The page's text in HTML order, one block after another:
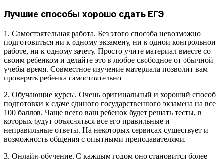
Лучшие способы хорошо сдать ЕГЭ
1. Самостоятельная работа. Без этого способа невозможно
подготовиться ни к одному экзамену, ни к одной контрольной
работе, ни к одному зачету. Просто учите материал вместе со
своим ребенком и делайте это в любое свободное от обычной
учебы время. Совместное изучение материала позволит вам
проверять ребенка самостоятельно.
2. Обучающие курсы. Очень оригинальный и хороший способ
подготовки к сдаче единого государственного экзамена на все
100 баллов. Чаще всего ваш ребенок будет решать тесты, в
которых будут объясняться все его правильные и
неправильные ответы. На некоторых сервисах существует и
возможность общения с опытными преподавателями.
3. Онлайн-обучение. С каждым годом оно становится более